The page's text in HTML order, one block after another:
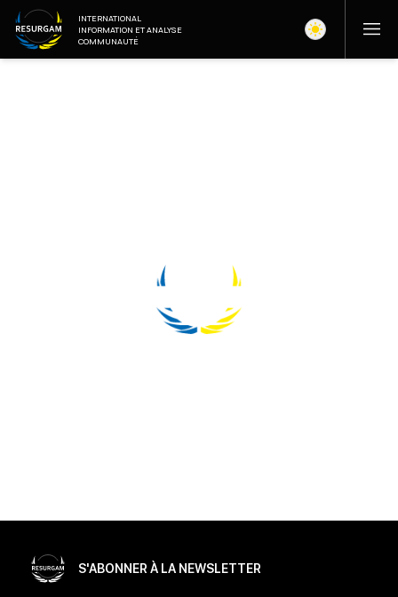
INTERNATIONAL
INFORMATION ET ANALYSE
COMMUNAUTÉ
S'ABONNER À LA NEWSLETTER